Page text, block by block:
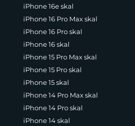
iPhone 16e skal
iPhone 16 Pro Max skal
iPhone 16 Pro skal
iPhone 16 skal
iPhone 15 Pro Max skal
iPhone 15 Pro skal
iPhone 15 skal
iPhone 14 Pro Max skal
iPhone 14 Pro skal
iPhone 14 skal